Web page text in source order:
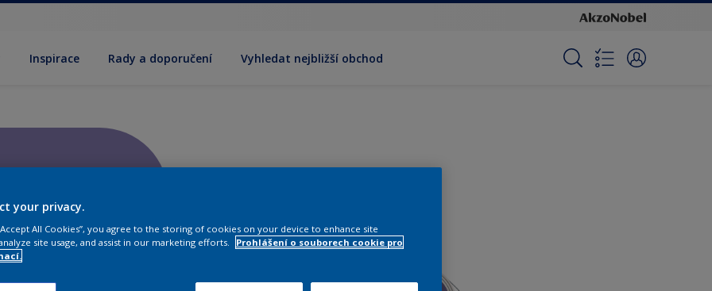
Inspirace Rady a doporučení Vyhledat nejbližší obchod
your privacy.
All Cookies”, you agree to the storing of cookies on your device to enhance site
site usage, and assist in our marketing efforts.
Prohlášení o souborech cookie pro